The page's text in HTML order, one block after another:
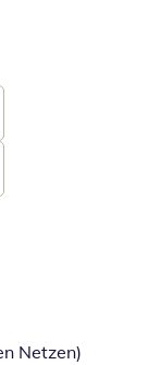
Netzen)